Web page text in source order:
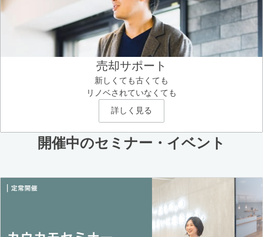
売却サポート
新しくても古くても
リノベされていなくても
詳しく見る
開催中のセミナー・イベント